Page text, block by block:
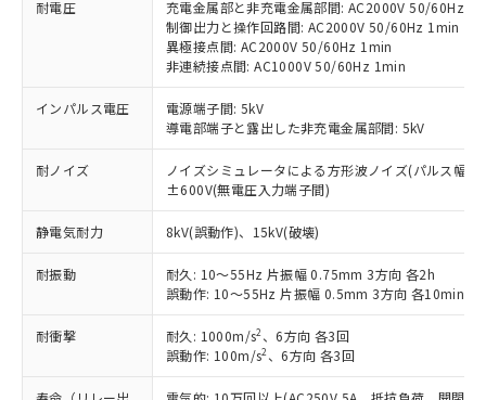
耐電圧
充電金属部と非充電金属部間: AC2000V 50/60Hz
制御出力と操作回路間: AC2000V 50/60Hz 1min
異極接点間: AC2000V 50/60Hz 1min
非連続接点間: AC1000V 50/60Hz 1min
インパルス電圧
電源端子間: 5kV
導電部端子と露出した非充電金属部間: 5kV
耐ノイズ
ノイズシミュレータによる方形波ノイズ(パルス幅
±600V(無電圧入力端子間)
静電気耐力 8kV(誤動作)、15kV(破壊)
耐振動
耐久: 10～55Hz 片振幅 0.75mm 3方向 各2h
誤動作: 10～55Hz 片振幅 0.5mm 3方向 各10min
耐衝撃 耐久: 1000m/s2 、6方向 各3回
誤動作: 100m/s2 、6方向 各3回
本サービスは、当社制御機器事業取扱
商品の当社在庫状況および標準価格
(税抜)を提供させていただくもので
当社制御機器事業取扱商品の中には、
本サービスの対象外となる商品もある
在庫状況および標準価格照会結果は、
記載している更新日時点での社内デー
タに基づき作成されるものであり、閲
覧された時点での実際の在庫および標
準価格とは異なる場合があることをご
了承ください。
正式な納期状況および標準価格はお客
様のお取引先、またはお客様担当のオ
ムロン制御機器販売店・当社販売員に
ご相談ください。
オムロン制御機器販売店や当社販売拠
非含有の対応状況を調査中または確認中の
非該当品：ライセンス料など無形物で、有
害物質有無と関係のない商品です。
仕入先様の事情により、非含有部品として
いたものが、含有品と判明した場合などや
むを得ず変更することがあります。
*EU RoHS指令（10物質）：
鉛(Pb) 1000ppm以下、 水銀(Hg) 1000ppm以下、 カド
ミウム(Cd) 100ppm以下、
(PBDE) 1000ppm以下、フタル酸ビス(2-エチルヘキシ
ル) (DEHP)(別名：DOP) 1000ppm以下、フタル酸ブチ
ルベンジル（BBP） 1000ppm以下、フタル酸ジブチル
（DBP） 1000ppm以下、フタル酸ジイソブチル
(DIBP) 1000ppm以下
但し、RoHS指令で産業用監視および制御機器に対する
適用除外項目は除く。
フタル酸エステル類の４物質については閾値を超える意
※1 中国RoHS○×表
「○」：最大均質材料含有率が中国RoHSの
基準値以下であることを示します。
「×」：最大均質材料含有率が中国RoHSの
基準値を超えていることを示します。
「－」：未確認です。当社販売部門へお問
い合わせください。
Pb(鉛) :1000ppm、 Hg(水銀) : 1000ppm、 Cd(カドミウ
ム) : 100ppm、
Cr(Ⅵ)(六価クロム) : 1000ppm、 PBBs(ポリ臭化ビフェ
ニル類) : 1000ppm、 PBDEs(ポリ臭化ジフェニルエーテ
ル類) : 1000ppm、
DBP(フタル酸ジブチル) : 1000ppm、 DIBP(フタル酸ジ
イソブチル) : 1000ppm、 BBP(フタル酸ブチルベンジ
ル) : 1000ppm、
DEHP(フタル酸ビス(2-エチルヘキシル)) : 1000ppm
当社は、これら貴社製品のうち、外国
（以下｢規制貨物等」という）を輸出
または国外への提供する場合は、日本
国政府の輸出許可(または役務取引許
可)を取得するなどの必要な手続きを
とります。
当社は規制貨物を破棄する場合は、完
全に破砕するなど、違法に輸出されな
いよう必要な手段を講じます。
当社は貴社製品を、核兵器、ミサイ
ル、化学兵器、生物兵器またはその他
説明
一定数以上の在庫あり
一定数には満たないが在庫あり
－
在庫なし(最新の在庫状況につ